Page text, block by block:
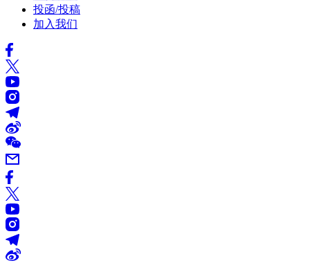
投函/投稿
加入我们